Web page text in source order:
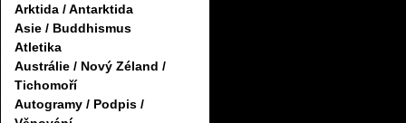
Arktida / Antarktida
Asie / Buddhismus
Atletika
Austrálie / Nový Zéland /
Tichomoří
Autogramy / Podpis /